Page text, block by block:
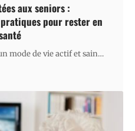
aux seniors :
pour rester en
mode de vie actif et sain…